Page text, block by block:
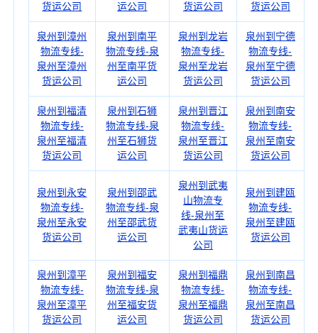
货运公司
运公司
货运公司
货运公司
泉州到漳州
物流专线-
泉州至漳州
货运公司
泉州到南平
物流专线-泉
州至南平货
运公司
泉州到龙岩
物流专线-
泉州至龙岩
货运公司
泉州到宁德
物流专线-
泉州至宁德
货运公司
泉州到福清
物流专线-
泉州至福清
货运公司
泉州到石狮
物流专线-泉
州至石狮货
运公司
泉州到晋江
物流专线-
泉州至晋江
货运公司
泉州到南安
物流专线-
泉州至南安
货运公司
泉州到永安
物流专线-
泉州至永安
货运公司
泉州到邵武
物流专线-泉
州至邵武货
运公司
泉州到武夷
山物流专
线-泉州至
武夷山货运
公司
泉州到建瓯
物流专线-
泉州至建瓯
货运公司
泉州到漳平
物流专线-
泉州至漳平
货运公司
泉州到福安
物流专线-泉
州至福安货
运公司
泉州到福鼎
物流专线-
泉州至福鼎
货运公司
泉州到南昌
物流专线-
泉州至南昌
货运公司